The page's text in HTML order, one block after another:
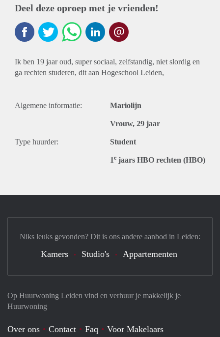
Deel deze oproep met je vrienden!
Ik ben 19 jaar oud, super sociaal, zelfstandig, niet slordig en
ga rechten studeren, dit aan Hogeschool Leiden,
Algemene informatie: Mariolijn
Vrouw, 29 jaar
Type huurder: Student
1e jaars HBO rechten (HBO)
Op Huurwoning Leiden vind en verhuur je makkelijk je
Huurwoning
Over ons Contact Faq Voor Makelaars
Niks leuks gevonden? Dit is ons andere aanbod in Leiden:
Kamers Studio's Appartementen